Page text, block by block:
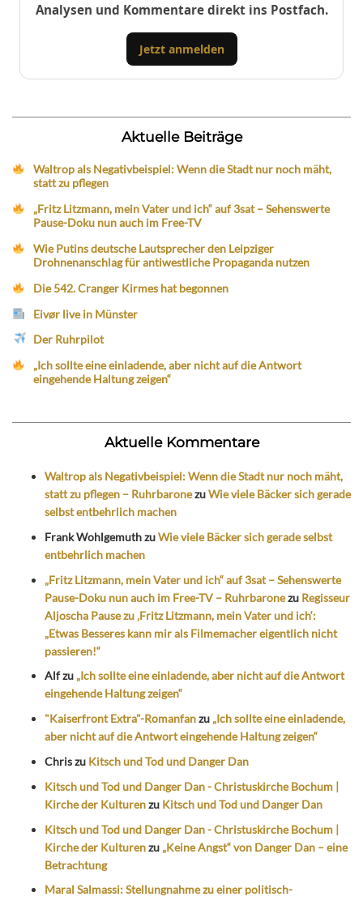
Analysen und Kommentare direkt ins Postfach.
Jetzt anmelden
Aktuelle Beiträge
Waltrop als Negativbeispiel: Wenn die Stadt nur noch mäht,
statt zu pflegen
„Fritz Litzmann, mein Vater und ich“ auf 3sat – Sehenswerte
Pause-Doku nun auch im Free-TV
Wie Putins deutsche Lautsprecher den Leipziger
Drohnenanschlag für antiwestliche Propaganda nutzen
Die 542. Cranger Kirmes hat begonnen
Eivør live in Münster
Der Ruhrpilot
„Ich sollte eine einladende, aber nicht auf die Antwort
eingehende Haltung zeigen“
Aktuelle Kommentare
Waltrop als Negativbeispiel: Wenn die Stadt nur noch mäht,
statt zu pflegen – RuhrbaronezuWie viele Bäcker sich gerade
selbst entbehrlich machen
Frank WohlgemuthzuWie viele Bäcker sich gerade selbst
entbehrlich machen
„Fritz Litzmann, mein Vater und ich“ auf 3sat – Sehenswerte
Pause-Doku nun auch im Free-TV – Ruhrbaronezu Regisseur
Aljoscha Pause zu ‚Fritz Litzmann, mein Vater und ich‘:
„Etwas Besseres kann mir als Filmemacher eigentlich nicht
passieren!“
Alfzu „Ich sollte eine einladende, aber nicht auf die Antwort
eingehende Haltung zeigen“
"Kaiserfront Extra"-Romanfanzu „Ich sollte eine einladende,
aber nicht auf die Antwort eingehende Haltung zeigen“
Chriszu Kitsch und Tod und Danger Dan
Kitsch und Tod und Danger Dan - Christuskirche Bochum |
Kirche der Kulturenzu Kitsch und Tod und Danger Dan
Kitsch und Tod und Danger Dan - Christuskirche Bochum |
Kirche der Kulturenzu „Keine Angst“ von Danger Dan – eine
Betrachtung
Maral Salmassi: Stellungnahme zu einer politisch-